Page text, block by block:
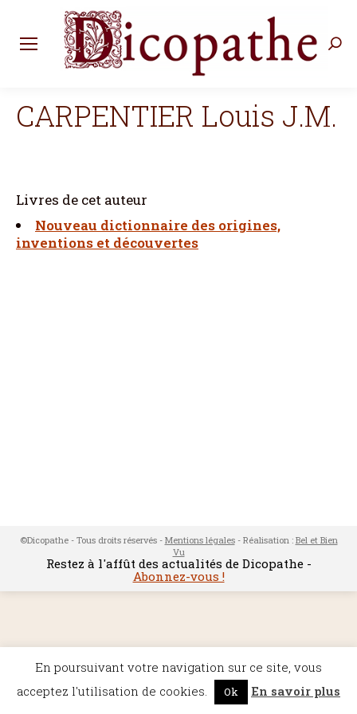
CARPENTIER Louis J.M.
Livres de cet auteur
Nouveau dictionnaire des origines,
inventions et découvertes
©Dicopathe - Tous droits réservés - Mentions légales- Réalisation : Bel et Bien
Vu
Restez à l'affût des actualités de Dicopathe -
Abonnez-vous !
En poursuivant votre navigation sur ce site, vous
acceptez l'utilisation de cookies.
Ok En savoir plus